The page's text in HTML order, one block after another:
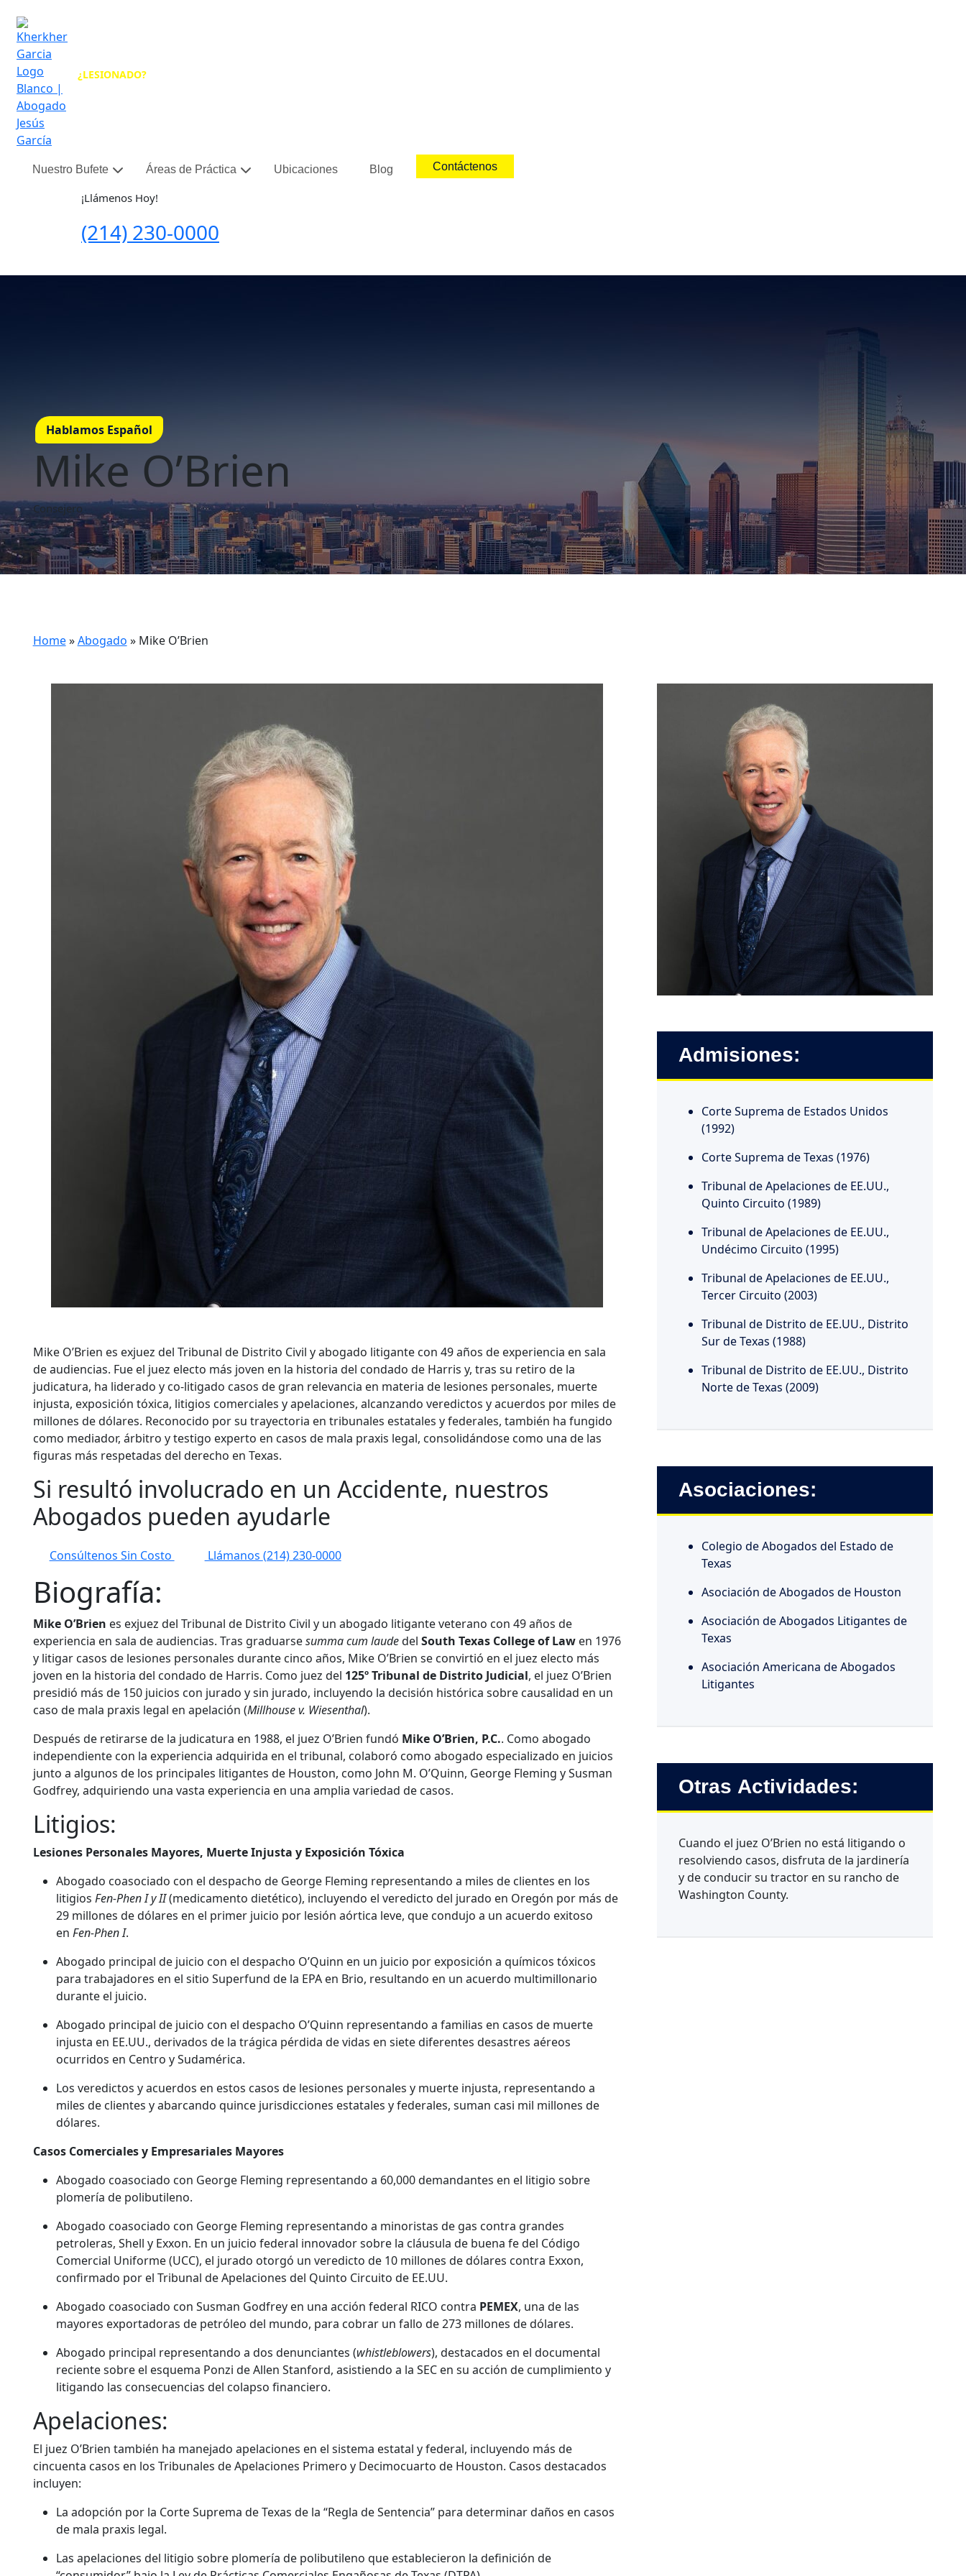
¿LESIONADO?
Nuestro Bufete Áreas de Práctica Ubicaciones Blog Contáctenos
¡Llámenos Hoy!
(214) 230-0000
Hablamos Español
Mike O’Brien
Consejero
Home»Abogado » Mike O’Brien
Mike O’Brien es exjuez del Tribunal de Distrito Civil y abogado litigante con 49 años de experiencia en sala
de audiencias. Fue el juez electo más joven en la historia del condado de Harris y, tras su retiro de la
judicatura, ha liderado y co-litigado casos de gran relevancia en materia de lesiones personales, muerte
injusta, exposición tóxica, litigios comerciales y apelaciones, alcanzando veredictos y acuerdos por miles de
millones de dólares. Reconocido por su trayectoria en tribunales estatales y federales, también ha fungido
como mediador, árbitro y testigo experto en casos de mala praxis legal, consolidándose como una de las
figuras más respetadas del derecho en Texas.
Si resultó involucrado en un Accidente, nuestros
Abogados pueden ayudarle
Consúltenos Sin Costo Llámanos (214)230-0000
Biografía:
Mike O’Brien es exjuez del Tribunal de Distrito Civil y un abogado litigante veterano con 49 años de
experiencia en sala de audiencias. Tras graduarsesumma cum laudedel South Texas College of Lawen 1976
y litigar casos de lesiones personales durante cinco años, Mike O’Brien se convirtió en el juez electo más
joven en la historia del condado de Harris. Como juez del 125º Tribunal de Distrito Judicial, el juez O’Brien
presidió más de 150 juicios con jurado y sin jurado, incluyendo la decisión histórica sobre causalidad en un
caso de mala praxis legal en apelación (Millhouse v. Wiesenthal).
Después de retirarse de la judicatura en 1988, el juez O’Brien fundó Mike O’Brien, P.C.. Como abogado
independiente con la experiencia adquirida en el tribunal, colaboró como abogado especializado en juicios
junto a algunos de los principales litigantes de Houston, como John M. O’Quinn, George Fleming y Susman
Godfrey, adquiriendo una vasta experiencia en una amplia variedad de casos.
Litigios:
Lesiones Personales Mayores, Muerte Injusta y Exposición Tóxica
Abogado coasociado con el despacho de George Fleming representando a miles de clientes en los
litigios Fen-Phen I y II(medicamento dietético), incluyendo el veredicto del jurado en Oregón por más de
29 millones de dólares en el primer juicio por lesión aórtica leve, que condujo a un acuerdo exitoso
en Fen-Phen I.
Abogado principal de juicio con el despacho O’Quinn en un juicio por exposición a químicos tóxicos
para trabajadores en el sitio Superfund de la EPA en Brio, resultando en un acuerdo multimillonario
durante el juicio.
Abogado principal de juicio con el despacho O’Quinn representando a familias en casos de muerte
injusta en EE.UU., derivados de la trágica pérdida de vidas en siete diferentes desastres aéreos
ocurridos en Centro y Sudamérica.
Los veredictos y acuerdos en estos casos de lesiones personales y muerte injusta, representando a
miles de clientes y abarcando quince jurisdicciones estatales y federales, suman casi mil millones de
dólares.
Casos Comerciales y Empresariales Mayores
Abogado coasociado con George Fleming representando a 60,000 demandantes en el litigio sobre
plomería de polibutileno.
Abogado coasociado con George Fleming representando a minoristas de gas contra grandes
petroleras, Shell y Exxon. En un juicio federal innovador sobre la cláusula de buena fe del Código
Comercial Uniforme (UCC), el jurado otorgó un veredicto de 10 millones de dólares contra Exxon,
confirmado por el Tribunal de Apelaciones del Quinto Circuito de EE.UU.
Abogado coasociado con Susman Godfrey en una acción federal RICO contra PEMEX, una de las
mayores exportadoras de petróleo del mundo, para cobrar un fallo de 273 millones de dólares.
Abogado principal representando a dos denunciantes (whistleblowers), destacados en el documental
reciente sobre el esquema Ponzi de Allen Stanford, asistiendo a la SEC en su acción de cumplimiento y
litigando las consecuencias del colapso financiero.
Apelaciones:
El juez O’Brien también ha manejado apelaciones en el sistema estatal y federal, incluyendo más de
cincuenta casos en los Tribunales de Apelaciones Primero y Decimocuarto de Houston. Casos destacados
incluyen:
La adopción por la Corte Suprema de Texas de la “Regla de Sentencia” para determinar daños en casos
de mala praxis legal.
Las apelaciones del litigio sobre plomería de polibutileno que establecieron la definición de
Admisiones:
Corte Suprema de Estados Unidos
(1992)
Corte Suprema de Texas (1976)
Tribunal de Apelaciones de EE.UU.,
Quinto Circuito (1989)
Tribunal de Apelaciones de EE.UU.,
Undécimo Circuito (1995)
Tribunal de Apelaciones de EE.UU.,
Tercer Circuito (2003)
Tribunal de Distrito de EE.UU., Distrito
Sur de Texas (1988)
Tribunal de Distrito de EE.UU., Distrito
Norte de Texas (2009)
Asociaciones:
Colegio de Abogados del Estado de
Texas
Asociación de Abogados de Houston
Asociación de Abogados Litigantes de
Texas
Asociación Americana de Abogados
Litigantes
Otras Actividades:
Cuando el juez O’Brien no está litigando o
resolviendo casos, disfruta de la jardinería
y de conducir su tractor en su rancho de
Washington County.